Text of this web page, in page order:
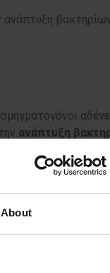
About
ανάπτυξη
που
υπεύθυνα για την